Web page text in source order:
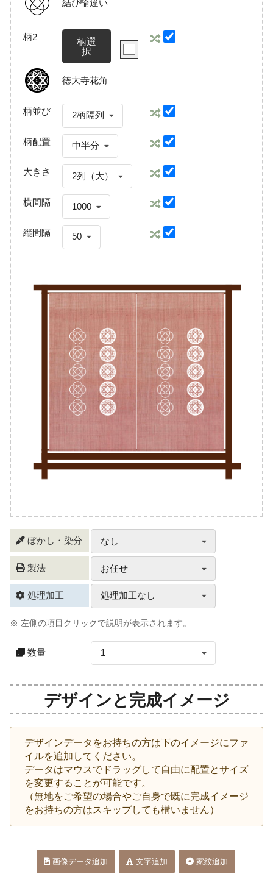
結び輪違い
柄2
柄選
択
徳大寺花角
柄並び 2柄隔列
柄配置 中半分
大きさ 2列（大）
横間隔 1000
縦間隔 50
ぼかし・染分 なし
製法 お任せ
処理加工 処理加工なし
※ 左側の項目クリックで説明が表示されます。
数量 1
デザインと完成イメージ
デザインデータをお持ちの方は下のイメージにファ
イルを追加してください。
データはマウスでドラッグして自由に配置とサイズ
を変更することが可能です。
（無地をご希望の場合やご自身で既に完成イメージ
をお持ちの方はスキップしても構いません）
画像データ追加 文字追加 家紋追加